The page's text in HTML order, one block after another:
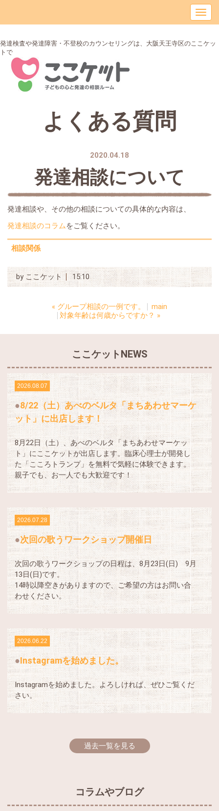
発達検査や発達障害・不登校のカウンセリングは、大阪天王寺区のここケッ
トで
よくある質問
2020.04.18
発達相談について
発達相談や、その他の相談についての具体的な内容は、
発達相談のコラムをご覧ください。
相談関係
byここケット 15:10
« グループ相談の一例です。
main
対象年齢は何歳からですか？ »
ここケットNEWS
2026.08.07
8/22（土）あべのベルタ「まちあわせマーケ
ット」に出店します！
8月22日（土）、あべのベルタ「まちあわせマーケッ
ト」にここケットが出店します。臨床心理士が開発し
た「こころトランプ」を無料で気軽に体験できます。
親子でも、お一人でも大歓迎です！
2026.07.28
次回の歌うワークショップ開催日
次回の歌うワークショップの日程は、8月23日(日) 9月
13日(日)です。
14時以降空きがありますので、ご希望の方はお問い合
わせください。
2026.06.22
Instagramを始めました。
Instagramを始めました。よろしければ、ぜひご覧くだ
さい。
過去一覧を見る
コラムやブログ